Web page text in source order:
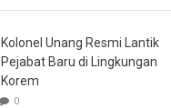
Kolonel Unang Resmi Lantik
Pejabat Baru di Lingkungan
Korem
0